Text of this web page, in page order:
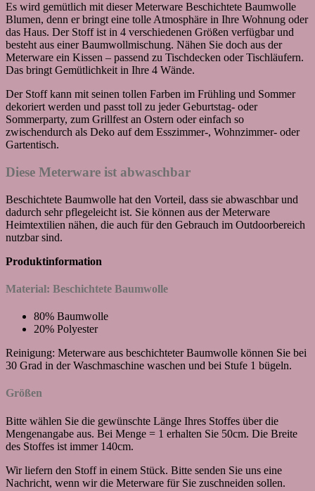
Es wird gemütlich mit dieser Meterware Beschichtete Baumwolle
Blumen, denn er bringt eine tolle Atmosphäre in Ihre Wohnung oder
das Haus. Der Stoff ist in 4 verschiedenen Größen verfügbar und
besteht aus einer Baumwollmischung. Nähen Sie doch aus der
Meterware ein Kissen – passend zu Tischdecken oder Tischläufern.
Das bringt Gemütlichkeit in Ihre 4 Wände.
Der Stoff kann mit seinen tollen Farben im Frühling und Sommer
dekoriert werden und passt toll zu jeder Geburtstag- oder
Sommerparty, zum Grillfest an Ostern oder einfach so
zwischendurch als Deko auf dem Esszimmer-, Wohnzimmer- oder
Gartentisch.
Diese Meterware ist abwaschbar
Beschichtete Baumwolle hat den Vorteil, dass sie abwaschbar und
dadurch sehr pflegeleicht ist. Sie können aus der Meterware
Heimtextilien nähen, die auch für den Gebrauch im Outdoorbereich
nutzbar sind.
Produktinformation
Material: Beschichtete Baumwolle
80% Baumwolle
20% Polyester
Reinigung: Meterware aus beschichteter Baumwolle können Sie bei
30 Grad in der Waschmaschine waschen und bei Stufe 1 bügeln.
Größen
Bitte wählen Sie die gewünschte Länge Ihres Stoffes über die
Mengenangabe aus. Bei Menge = 1 erhalten Sie 50cm. Die Breite
des Stoffes ist immer 140cm.
Wir liefern den Stoff in einem Stück. Bitte senden Sie uns eine
Nachricht, wenn wir die Meterware für Sie zuschneiden sollen.